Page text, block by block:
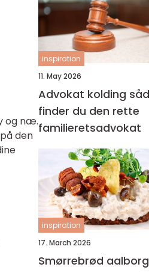
og næ.
den
inspiration
11. May 2026
Advokat kolding sådan
finder du den rette
familieretsadvokat
inspiration
17. March 2026
Smørrebrød aalborg